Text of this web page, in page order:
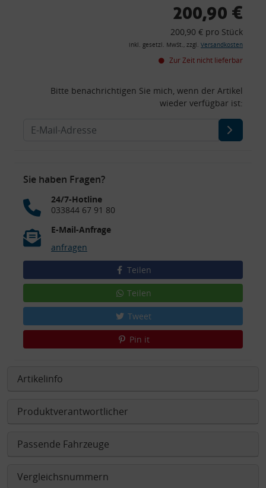
200,90 €
200,90 € pro Stück
inkl. gesetzl. MwSt., zzgl. Versandkosten
Zur Zeit nicht lieferbar
Bitte benachrichtigen Sie mich, wenn der Artikel
wieder verfügbar ist:
Sie haben Fragen?
24/7-Hotline
033844 67 91 80
E-Mail-Anfrage
anfragen
Teilen
Teilen
Tweet
Pin it
Artikelinfo
Produktverantwortlicher
Passende Fahrzeuge
Vergleichsnummern